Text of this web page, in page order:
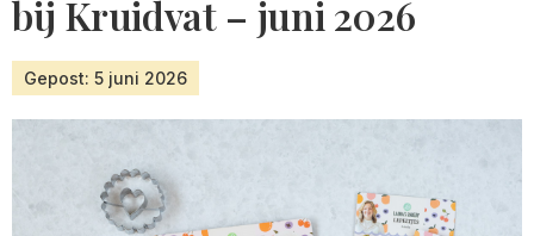
bij Kruidvat – juni 2026
Gepost: 5 juni 2026